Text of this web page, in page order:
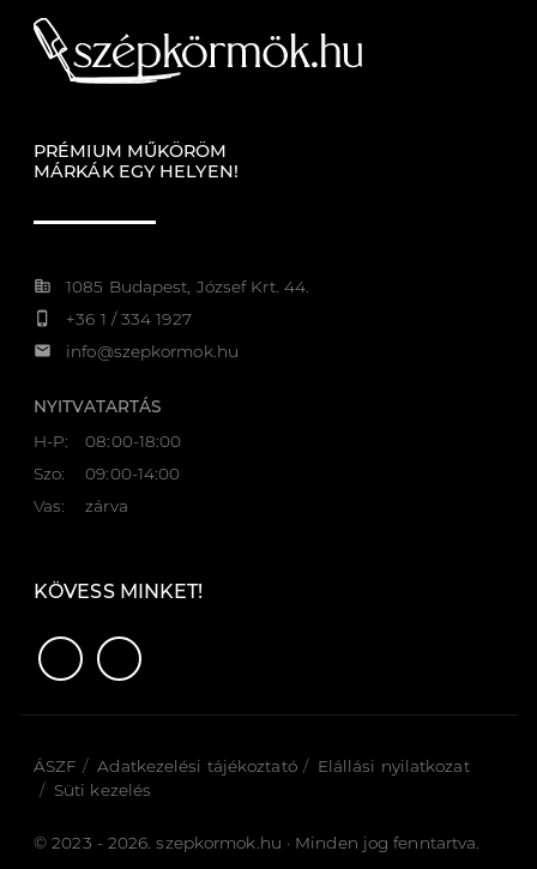
PRÉMIUM MŰKÖRÖM
MÁRKÁK EGY HELYEN!
corporate_fare 1085 Budapest, József Krt. 44.
phone_iphone +36 1 / 334 1927
email info@szepkormok.hu
NYITVATARTÁS
H-P:
08:00-18:00
Szo:
09:00-14:00
Vas:
zárva
KÖVESS MINKET!
ÁSZF Adatkezelési tájékoztató
Elállási nyilatkozat
Süti kezelés
© 2023 - 2026. szepkormok.hu · Minden jog fenntartva.